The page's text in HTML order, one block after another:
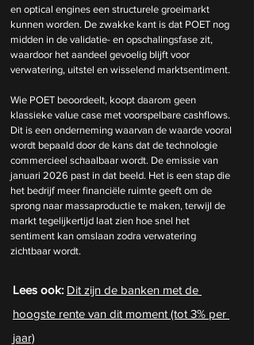
en optical engines een structurele groeimarkt
kunnen worden. De zwakke kant is dat POET nog
midden in de validatie- en opschalingsfase zit,
waardoor het aandeel gevoelig blijft voor
verwatering, uitstel en wisselend marktsentiment.
Wie POET beoordeelt, koopt daarom geen
klassieke value case met voorspelbare cashflows.
Dit is een onderneming waarvan de waarde vooral
wordt bepaald door de kans dat de technologie
commercieel schaalbaar wordt. De emissie van
januari 2026 past in dat beeld. Het is een stap die
het bedrijf meer financiële ruimte geeft om de
sprong naar massaproductie te maken, terwijl de
markt tegelijkertijd laat zien hoe snel het
sentiment kan omslaan zodra verwatering
zichtbaar wordt.
Lees ook: Dit zijn de banken met de
hoogste rente van dit moment (tot 3% per
jaar)